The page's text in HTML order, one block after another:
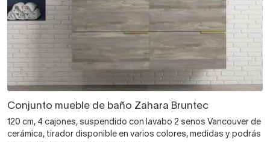
Conjunto mueble de baño Zahara Bruntec
120 cm, 4 cajones, suspendido con lavabo 2 senos Vancouver de
cerámica, tirador disponible en varios colores, medidas y podrás